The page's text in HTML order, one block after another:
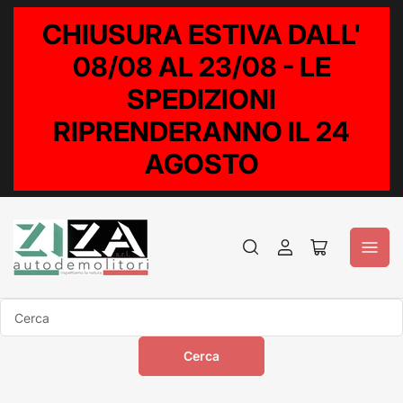
CHIUSURA ESTIVA DALL'
08/08 AL 23/08 - LE
SPEDIZIONI
RIPRENDERANNO IL 24
AGOSTO
AccediApri
Cerca